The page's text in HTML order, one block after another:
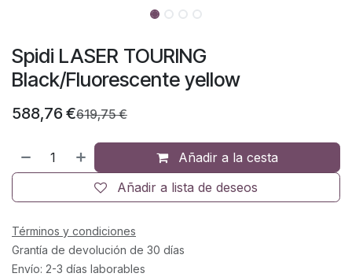
Spidi LASER TOURING
Black/Fluorescente yellow
588,76 €619,75€
Añadir a la cesta
Añadir a lista de deseos
Términos y condiciones
Grantía de devolución de 30 días
Envío: 2-3 días laborables